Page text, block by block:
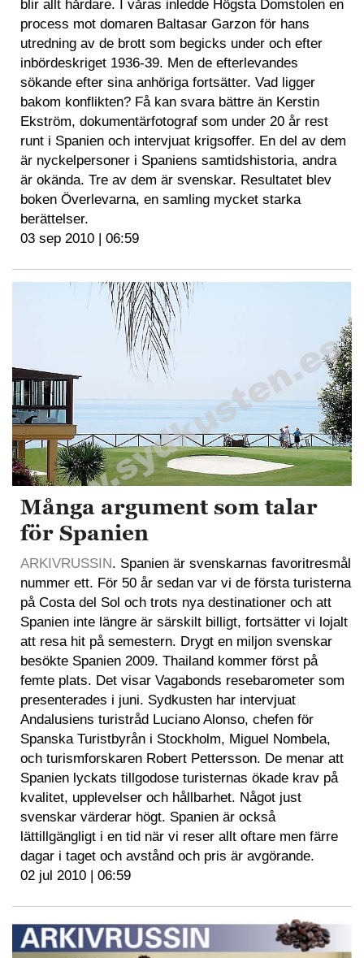
blir allt hårdare. I våras inledde Högsta Domstolen en
process mot domaren Baltasar Garzon för hans
utredning av de brott som begicks under och efter
inbördeskriget 1936-39. Men de efterlevandes
sökande efter sina anhöriga fortsätter. Vad ligger
bakom konflikten? Få kan svara bättre än Kerstin
Ekström, dokumentärfotograf som under 20 år rest
runt i Spanien och intervjuat krigsoffer. En del av dem
är nyckelpersoner i Spaniens samtidshistoria, andra
är okända. Tre av dem är svenskar. Resultatet blev
boken Överlevarna, en samling mycket starka
berättelser.
03 sep 2010 | 06:59
Många argument som talar
för Spanien
ARKIVRUSSIN. Spanien är svenskarnas favoritresmål
nummer ett. För 50 år sedan var vi de första turisterna
på Costa del Sol och trots nya destinationer och att
Spanien inte längre är särskilt billigt, fortsätter vi lojalt
att resa hit på semestern. Drygt en miljon svenskar
besökte Spanien 2009. Thailand kommer först på
femte plats. Det visar Vagabonds resebarometer som
presenterades i juni. Sydkusten har intervjuat
Andalusiens turistråd Luciano Alonso, chefen för
Spanska Turistbyrån i Stockholm, Miguel Nombela,
och turismforskaren Robert Pettersson. De menar att
Spanien lyckats tillgodose turisternas ökade krav på
kvalitet, upplevelser och hållbarhet. Något just
svenskar värderar högt. Spanien är också
lättillgängligt i en tid när vi reser allt oftare men färre
dagar i taget och avstånd och pris är avgörande.
02 jul 2010 | 06:59